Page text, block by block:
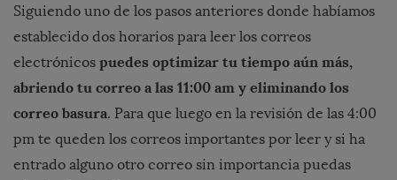
Siguiendo uno de los pasos anteriores donde habíamos
establecido dos horarios para leer los correos
electrónicos puedes optimizar tu tiempo aún más,
abriendo tu correo a las 11:00 am y eliminando los
correo basura. Para que luego en la revisión de las 4:00
pm te queden los correos importantes por leer y si ha
entrado alguno otro correo sin importancia puedas